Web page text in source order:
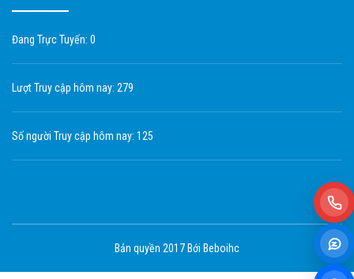
Đang Trực Tuyến: 0
Lượt Truy cập hôm nay: 279
Số người Truy cập hôm nay: 125
Bản quyền 2017 Bới Beboihc